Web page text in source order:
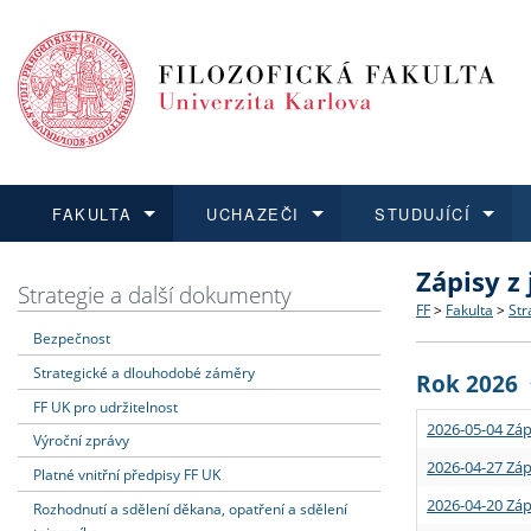
FAKULTA
Dozvědět se více
Struktura
Strategie
Podpora
UCHAZEČI
Podat přihlášku
Co
Učitelské
STUDUJÍCÍ
Dozvědět se více
Rigorózní
Dozvědět se více
O vědě a
Granty a
Dozvědět se více
Aktuální
Strategie a další dokumenty
Bezpečnost
Strategické a dlouhodobé záměry
FF UK pro udržitelnost
Výroční zprávy
Platné vnitřní předpisy FF UK
Rozhodnutí a sdělení děkana, opatření a sdělení
Zápisy
FF > Fakulta >
Rok 2026
2026-05-04
2026-04-27
2026-04-20